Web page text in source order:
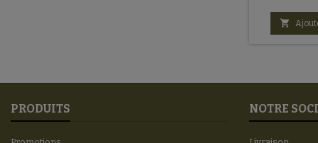

PRODUITS NOTRE